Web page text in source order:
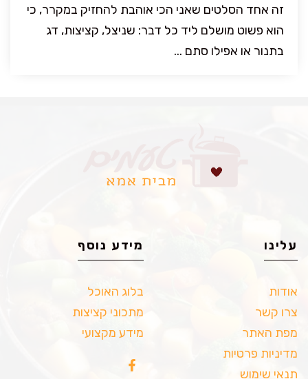
זה אחד הסלטים שאני הכי אוהבת להחזיק במקרר, כי
הוא פשוט מושלם ליד כל דבר: שניצל, קציצות, דג
בתנור או אפילו סתם ...
עלינו
אודות
צרו קשר
מפת האתר
מדיניות פרטיות
תנאי שימוש
מידע נוסף
בלוג האוכל
מתכוני קציצות
מידע מקצועי